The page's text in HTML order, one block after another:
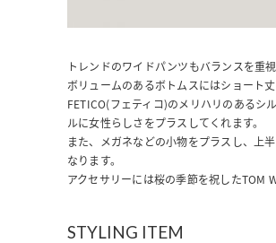
トレンドのワイドパンツもバランスを重視
ボリュームのあるボトムスにはショート
FETICO(フェティコ)のメリハリのあるシ
ルに女性らしさをプラスしてくれます。
また、メガネなどの小物をプラスし、上
なります。
アクセサリーには桜の季節を祝したTOM
STYLING ITEM